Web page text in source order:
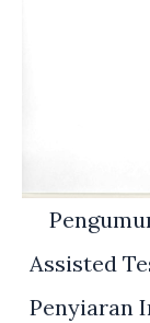
Assisted
Penyiaran